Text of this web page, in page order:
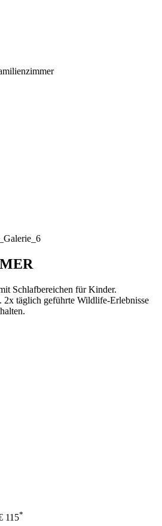
Schlafbereichen für Kinder.
2x täglich geführte Wildlife-Erlebnisse
115*